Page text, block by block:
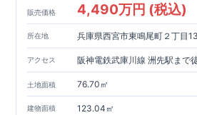
販売価格 4,490万円 (税込)
所在地 兵庫県西宮市東鳴尾町２丁目
アクセス 阪神電鉄武庫川線 洲先駅まで
土地面積 76.70㎡
建物面積 123.04㎡